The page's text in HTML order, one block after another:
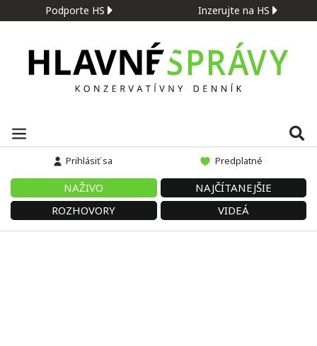
Podporte HS Inzerujte na HS
Prihlásiť sa Predplatné
NAŽIVO
NAJČÍTANEJŠIE
ROZHOVORY
VIDEÁ